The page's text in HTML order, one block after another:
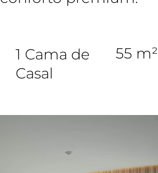
1 Cama de
Casal
55 m²